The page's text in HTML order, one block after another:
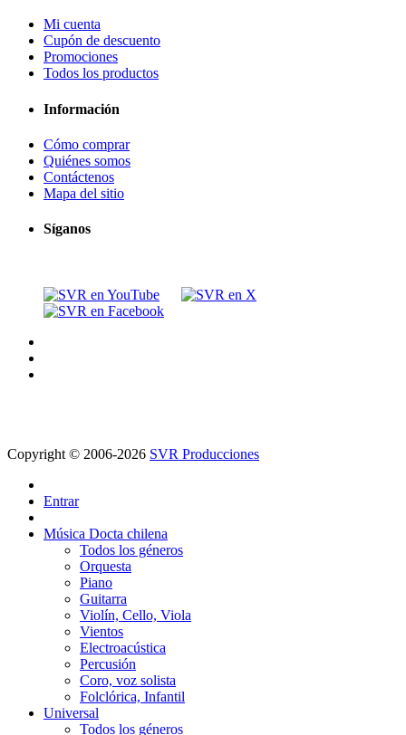
Mi cuenta
Cupón de descuento
Promociones
Todos los productos
Información
Cómo comprar
Quiénes somos
Contáctenos
Mapa del sitio
Síganos
Copyright © 2006-2026 SVR Producciones
Entrar
Música Docta chilena
Todos los géneros
Orquesta
Piano
Guitarra
Violín, Cello, Viola
Vientos
Electroacústica
Percusión
Coro, voz solista
Folclórica, Infantil
Universal
Todos los géneros